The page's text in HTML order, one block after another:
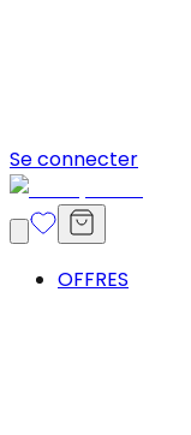
Se connecter
OFFRES